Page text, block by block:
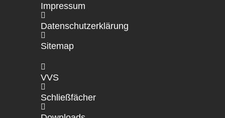
Impressum

Datenschutzerklärung

Sitemap

VVS

Schließfächer
